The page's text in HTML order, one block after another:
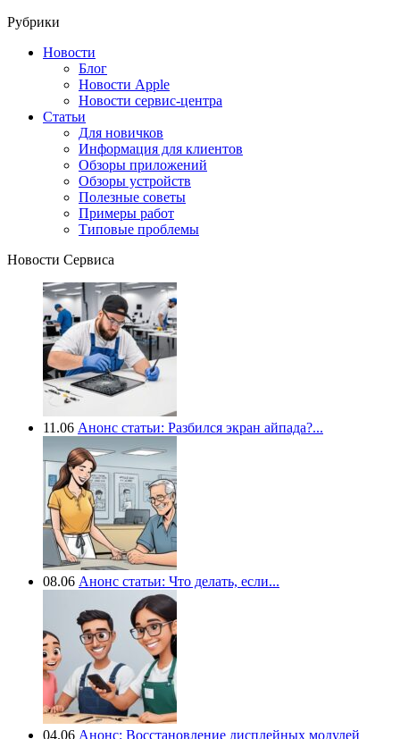
Рубрики
Новости
Блог
Новости Apple
Новости сервис-центра
Статьи
Для новичков
Информация для клиентов
Обзоры приложений
Обзоры устройств
Полезные советы
Примеры работ
Типовые проблемы
Новости Сервиса
11.06 Анонс статьи: Разбился экран айпада?...
08.06 Анонс статьи: Что делать, если...
04.06 Анонс: Восстановление дисплейных модулей